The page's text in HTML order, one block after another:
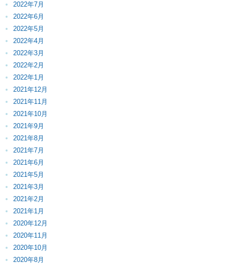
2022年7月
2022年6月
2022年5月
2022年4月
2022年3月
2022年2月
2022年1月
2021年12月
2021年11月
2021年10月
2021年9月
2021年8月
2021年7月
2021年6月
2021年5月
2021年3月
2021年2月
2021年1月
2020年12月
2020年11月
2020年10月
2020年8月